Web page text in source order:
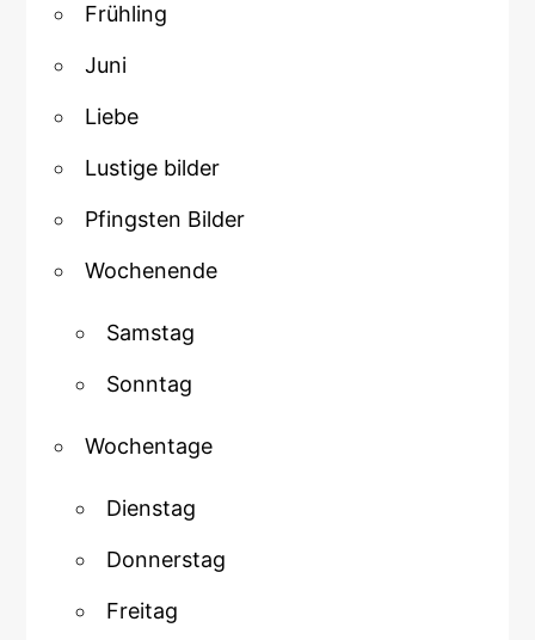
Frühling
Juni
Liebe
Lustige bilder
Pfingsten Bilder
Wochenende
Samstag
Sonntag
Wochentage
Dienstag
Donnerstag
Freitag